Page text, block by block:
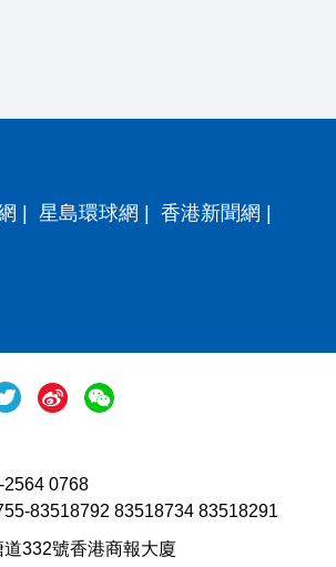
| 星島環球網 | 香港新聞網 |
2564 0768
83518792 83518734 83518291
332號香港商報大廈